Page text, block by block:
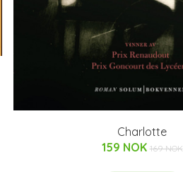
Charlotte
159 NOK 169 NOK